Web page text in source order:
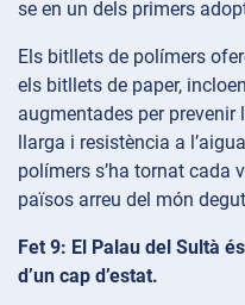
se en un dels primers
Els bitllets de polímers
els bitllets de paper,
augmentades per
llarga i resistència a
polímers s’ha tornat cada
països arreu del món
Fet 9: El Palau del Sultà
d’un cap d’estat.